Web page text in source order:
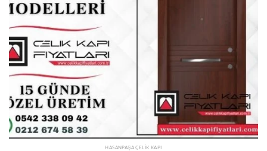
HASANPAŞA ÇELIK KAPI